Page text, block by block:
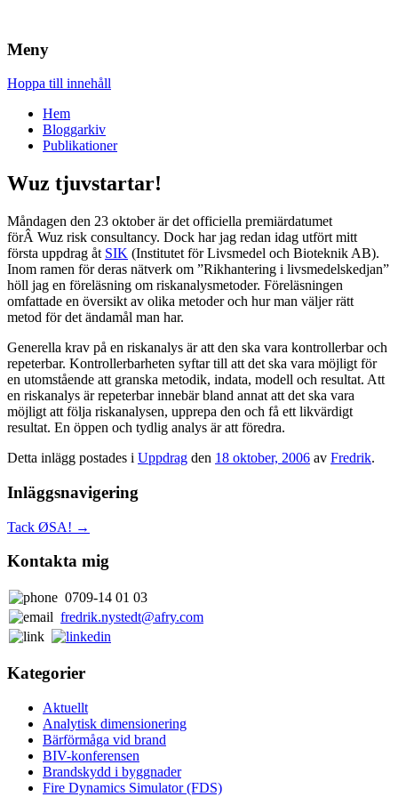
Wuz
Meny
Hoppa till innehåll
Hem
Bloggarkiv
Publikationer
Wuz tjuvstartar!
Måndagen den 23 oktober är det officiella premiärdatumet
förÂ Wuz risk consultancy. Dock har jag redan idag utfört mitt
första uppdrag åt SIK (Institutet för Livsmedel och Bioteknik AB).
Inom ramen för deras nätverk om ”Rikhantering i livsmedelskedjan”
höll jag en föreläsning om riskanalysmetoder. Föreläsningen
omfattade en översikt av olika metoder och hur man väljer rätt
metod för det ändamål man har.
Generella krav på en riskanalys är att den ska vara kontrollerbar och
repeterbar. Kontrollerbarheten syftar till att det ska vara möjligt för
en utomstående att granska metodik, indata, modell och resultat. Att
en riskanalys är repeterbar innebär bland annat att det ska vara
möjligt att följa riskanalysen, upprepa den och få ett likvärdigt
resultat. En öppen och tydlig analys är att föredra.
Detta inlägg postades i Uppdrag den 18 oktober, 2006 av Fredrik.
Inläggsnavigering
Tack ØSA! →
Kontakta mig
0709-14 01 03
fredrik.nystedt@afry.com
Kategorier
Aktuellt
Analytisk dimensionering
Bärförmåga vid brand
BIV-konferensen
Brandskydd i byggnader
Fire Dynamics Simulator (FDS)